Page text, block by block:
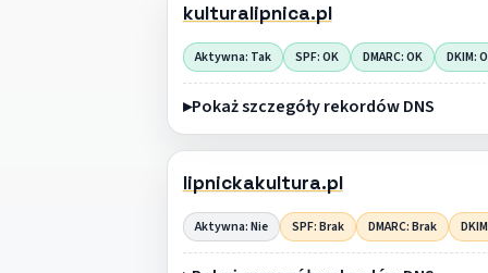
kulturalipnica.pl
Aktywna: Tak SPF: OK DMARC: OK DKIM:
Pokaż szczegóły rekordów DNS
lipnickakultura.pl
Aktywna: Nie SPF: Brak DMARC: Brak